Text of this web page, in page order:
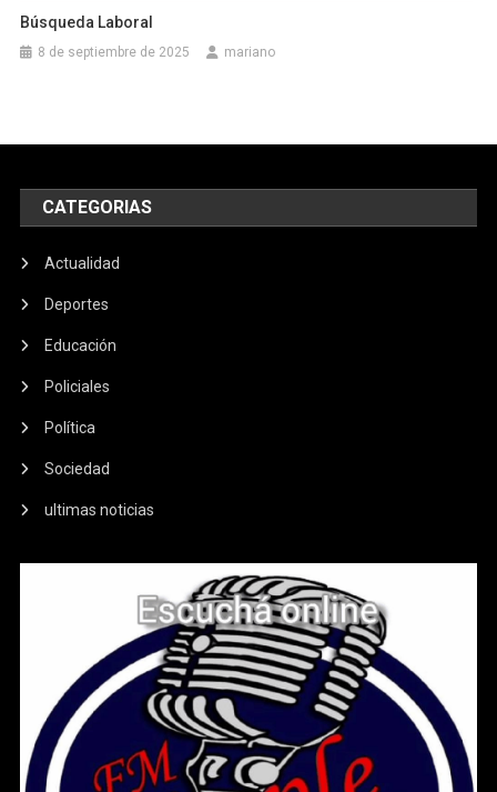
Búsqueda Laboral
8 de septiembre de 2025 mariano
CATEGORIAS
Actualidad
Deportes
Educación
Policiales
Política
Sociedad
ultimas noticias